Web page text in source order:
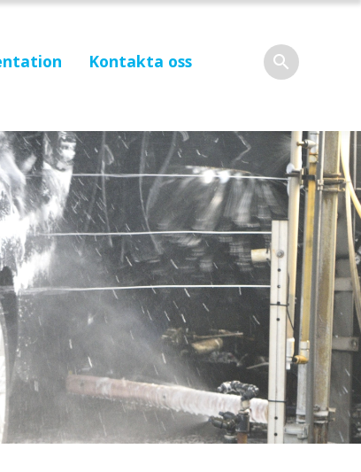
Kontakta oss